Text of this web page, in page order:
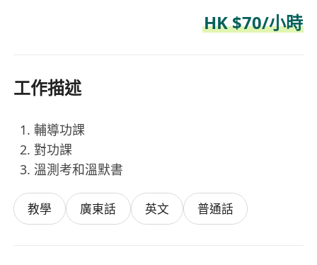
HK $70/小時
工作描述
輔導功課
對功課
溫測考和溫默書
教學 廣東話 英文 普通話